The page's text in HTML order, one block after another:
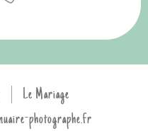
Le Mariage
photographe.fr